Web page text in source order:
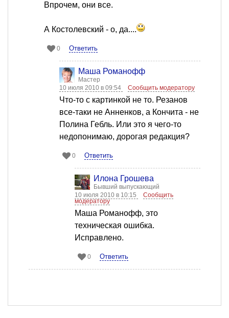
Впрочем, они все.
А Костолевский - о, да....
0 Ответить
Mаша Романофф
Мастер
10 июля 2010 в 09:54
Сообщить модератору
Что-то с картинкой не то. Резанов
все-таки не Анненков, а Кончита - не
Полина Гебль. Или это я чего-то
недопонимаю, дорогая редакция?
0 Ответить
Илона Грошева
Бывший выпускающий
10 июля 2010 в 10:15
Сообщить
модератору
Mаша Романофф, это
техническая ошибка.
Исправлено.
0 Ответить